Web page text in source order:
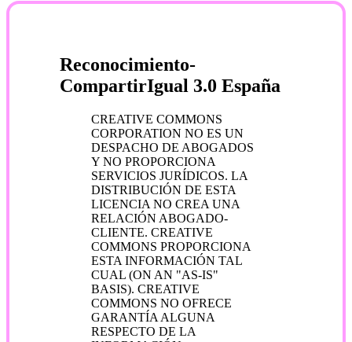
Reconocimiento-
CompartirIgual 3.0 España
CREATIVE COMMONS
CORPORATION NO ES UN
DESPACHO DE ABOGADOS
Y NO PROPORCIONA
SERVICIOS JURÍDICOS. LA
DISTRIBUCIÓN DE ESTA
LICENCIA NO CREA UNA
RELACIÓN ABOGADO-
CLIENTE. CREATIVE
COMMONS PROPORCIONA
ESTA INFORMACIÓN TAL
CUAL (ON AN "AS-IS"
BASIS). CREATIVE
COMMONS NO OFRECE
GARANTÍA ALGUNA
RESPECTO DE LA